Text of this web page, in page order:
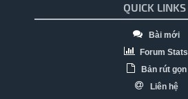
QUICK LINKS
Bài mới
Forum Stats
Bản rút gọn
Liên hệ